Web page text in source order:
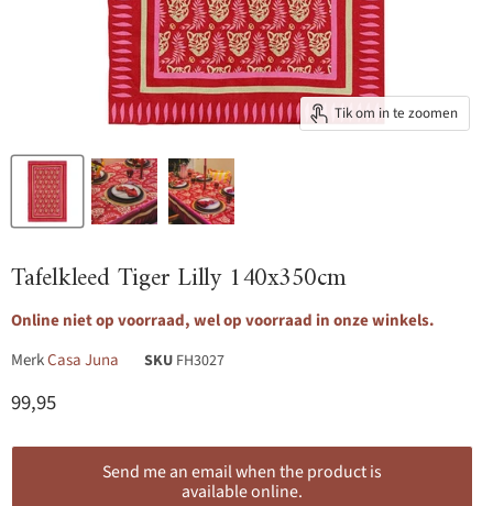
Tik om in te zoomen
Tafelkleed Tiger Lilly 140x350cm
Online niet op voorraad, wel op voorraad in onze winkels.
MerkCasa Juna SKU FH3027
Huidige prijs
99,95
Send me an email when the product is
available online.